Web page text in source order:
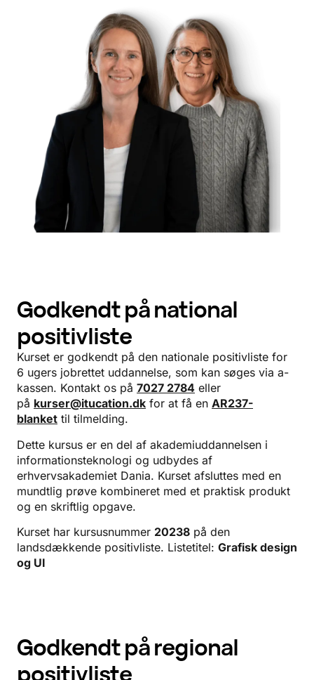
Godkendt på national
positivliste
Kurset er godkendt på den nationale positivliste for
6 ugers jobrettet uddannelse, som kan søges via a-
kassen. Kontakt os på 7027 2784 eller
på kurser@itucation.dk for at få en AR237-
blanket til tilmelding.
Dette kursus er en del af akademiuddannelsen i
informationsteknologi og udbydes af
erhvervsakademiet Dania. Kurset afsluttes med en
mundtlig prøve kombineret med et praktisk produkt
og en skriftlig opgave.
Kurset har kursusnummer 20238 på den
landsdækkende positivliste. Listetitel: Grafisk design
og UI
Godkendt på regional
positivliste